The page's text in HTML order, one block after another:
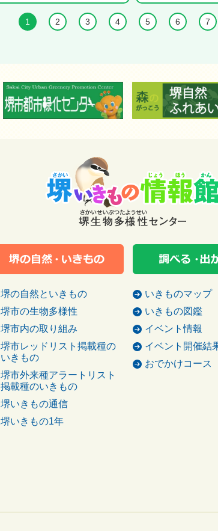
1 2 3 4 5 6 7
堺の自然といきもの
堺市の生物多様性
堺市内の取り組み
堺市レッドリスト掲載種の
いきもの
堺市外来種アラートリスト
掲載種のいきもの
堺いきもの通信
堺いきもの1年
いきものマップ
いきもの図鑑
イベント情報
イベント開催結
おでかけコース